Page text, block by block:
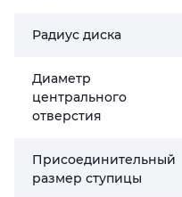
Радиус диска
Диаметр
центрального
отверстия
Присоединительный
размер ступицы